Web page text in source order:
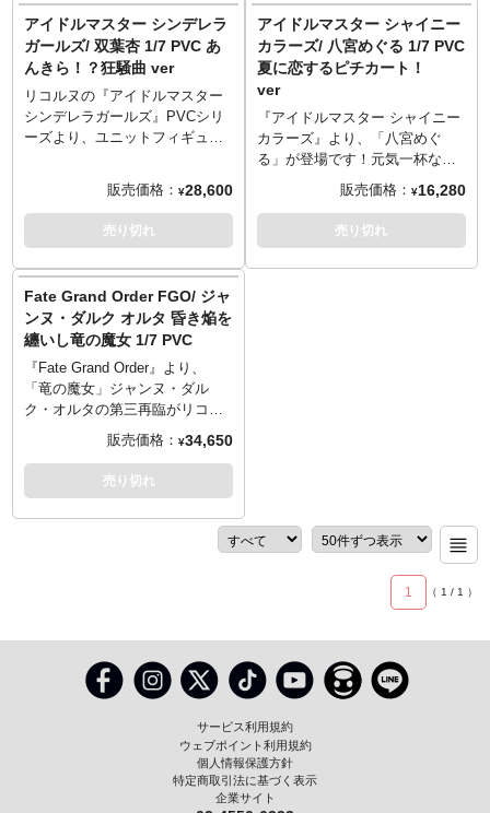
で元気にパフォーマンスする姿
を衣装や小物、アクセサリーに
至るまで、ハピハピに再現して
います。歌詞に「やっぱり一緒
がいいよね？」とあるので、も
ちろんセットにしました。
小物、アクセサリーに至るま
で、ハピハピに再現していま
す。もちろん双葉杏（別売）と
組み合わせるのはもちろんのこ
と、単体でも可愛らしい姿を存
分にご堪能いただけます。違ー
う、「あんきら」だよぉ！
アイドルマスター シンデレラ
ガールズ/ 双葉杏 1/7 PVC あ
んきら！？狂騒曲 ver
リコルヌの『アイドルマスター
シンデレラガールズ』PVCシリ
ーズより、ユニットフィギュア
「HappyHappyTwin」の双葉杏
がラインナップです。ヒゲドラ
イバー氏が手掛けたイベント曲
「あんきら！？狂騒曲」をモチ
ォーマンスする姿を衣装や小
物、アクセサリーに至るまで、
ハピハピに再現しています。も
ちろん諸星きらり（別売）と組
み合わせるのはもちろんのこ
と、単体でも可愛らしい姿を存
分にご堪能いただけます。あん
販売価格： ¥28,600
売り切れ
アイドルマスター シャイニー
カラーズ/ 八宮めぐる 1/7 PVC
夏に恋するピチカート！
ver
『アイドルマスター シャイニー
カラーズ』より、「八宮めぐ
る」が登場です！元気一杯な可
愛らしさを存分に表現しまし
た。水着姿で撮影に臨む彼女
を、しっかりと見守ってあげて
ください。
販売価格： ¥16,280
売り切れ
Fate Grand Order FGO/ ジャ
ンヌ・ダルク オルタ 昏き焔を
纏いし竜の魔女 1/7 PVC
『Fate Grand Order』より、
「竜の魔女」ジャンヌ・ダル
ク・オルタの第三再臨がリコル
ヌから1/7スケールで立体化で
す。憎悪の旗を翻し、報われる
ことなき復讐者の道を征く。昏
き焔の底にあっても美しさすら
ポーズで表現しました。造型を
担当した石長櫻子氏/植物少女園
販売価格： ¥34,650
売り切れ
1 （ 1 / 1 ）
サービス利用規約
ウェブポイント利用規約
個人情報保護方針
特定商取引法に基づく表示
企業サイト